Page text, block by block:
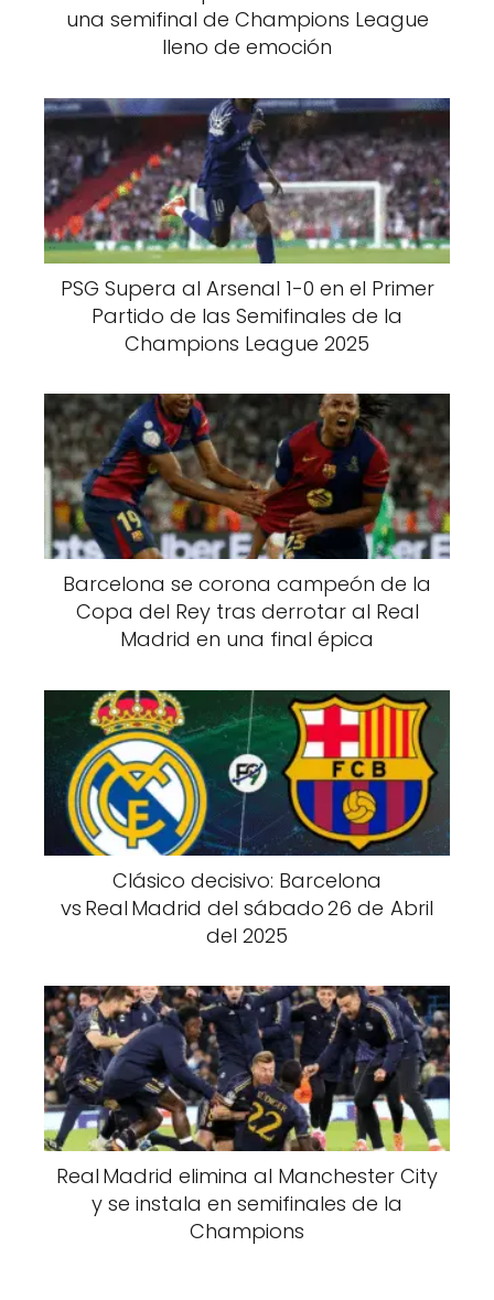
una semifinal de Champions League
lleno de emoción
PSG Supera al Arsenal 1-0 en el Primer
Partido de las Semifinales de la
Champions League 2025
Barcelona se corona campeón de la
Copa del Rey tras derrotar al Real
Madrid en una final épica
Clásico decisivo: Barcelona
vs Real Madrid del sábado 26 de Abril
del 2025
Real Madrid elimina al Manchester City
y se instala en semifinales de la
Champions